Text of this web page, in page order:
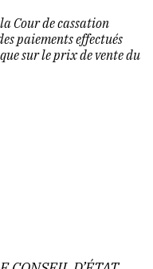
Cour de cassation
paiements effectués
sur le prix de vente du